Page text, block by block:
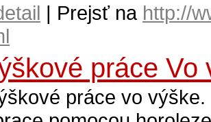
| Prejsť na http://
práce Vo
práce vo